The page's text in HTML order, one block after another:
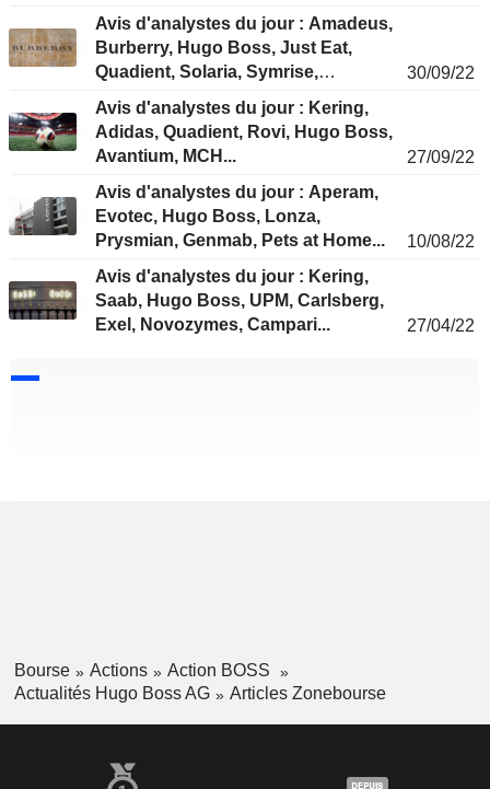
Avis d'analystes du jour : Amadeus,
Burberry, Hugo Boss, Just Eat,
Quadient, Solaria, Symrise,
30/09/22
Avis d'analystes du jour : Kering,
Adidas, Quadient, Rovi, Hugo Boss,
Avantium, MCH...
27/09/22
Avis d'analystes du jour : Aperam,
Evotec, Hugo Boss, Lonza,
Prysmian, Genmab, Pets at Home...
10/08/22
Avis d'analystes du jour : Kering,
Saab, Hugo Boss, UPM, Carlsberg,
Exel, Novozymes, Campari...
27/04/22
Bourse Actions
Action BOSS
Actualités Hugo Boss AG
Articles Zonebourse